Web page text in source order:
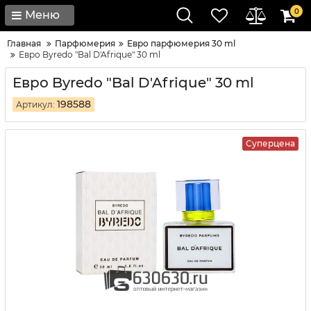
Меню 0
Главная Парфюмерия
Евро парфюмерия 30 ml
Евро Byredo "Bal D'Afrique" 30 ml
Евро Byredo "Bal D'Afrique" 30 ml
Артикул: 198588
Суперцена